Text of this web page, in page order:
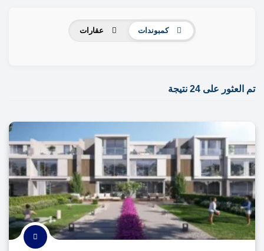
كمبوندات عقارات
تم العثور على 24 نتيجة